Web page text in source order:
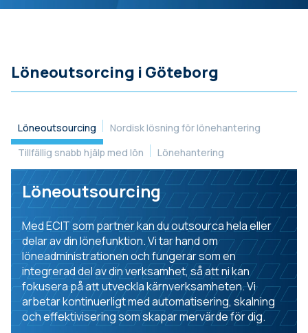
Löneoutsorcing i Göteborg
Löneoutsourcing
Löneoutsourcing
Med ECIT som partner kan du outsourca hela eller
delar av din lönefunktion. Vi tar hand om
löneadministrationen och fungerar som en
integrerad del av din verksamhet, så att ni kan
fokusera på att utveckla kärnverksamheten. Vi
arbetar kontinuerligt med automatisering, skalning
och effektivisering som skapar mervärde för dig.
Nordisk lösning för lönehantering
Tillfällig snabb hjälp med lön
Lönehantering